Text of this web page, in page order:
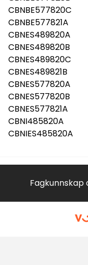
CBNBE577820C
CBNBE577821A
CBNES489820A
CBNES489820B
CBNES489820C
CBNES489821B
CBNES577820A
CBNES577820B
CBNES577821A
CBNI485820A
CBNIES485820A